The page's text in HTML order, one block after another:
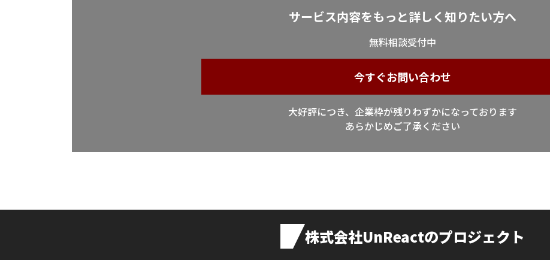
サービス内容をもっと詳しく知りたい方へ
無料相談受付中
今すぐお問い合わせ
大好評につき、企業枠が残りわずかになっております
あらかじめご了承ください
株式会社UnReactのプロジェクト